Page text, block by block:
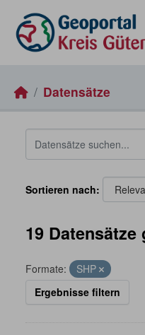
Datensätze
Sortieren nach
19 Datensätze
Formate:
SHP
Ergebnisse filtern